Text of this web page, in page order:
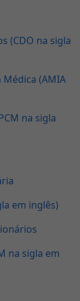
(CDO na sigla
(AMIA
na sigla
em inglês)
na sigla em